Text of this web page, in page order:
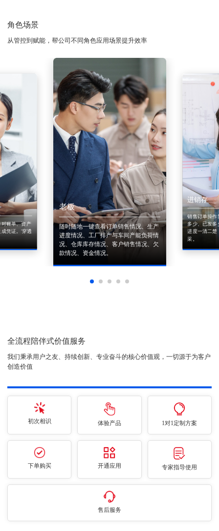
角色场景
从管控到赋能，帮公司不同角色应用场景提升效率
账单、资产
凭证。'穿透
老板
随时随地一键查看订单销售情况、生产
进度情况、工厂排产与车间产能负荷情
况、仓库库存情况、客户销售情况、欠
款情况、资金情况。
进销存
销售订单操作
多少、已发多
进度一清二楚
采。
全流程陪伴式价值服务
我们秉承用户之友、持续创新、专业奋斗的核心价值观，一切源于为客户
创造价值
初次相识 体验产品 1对1定制方案
下单购买 开通应用 专家指导使用
售后服务